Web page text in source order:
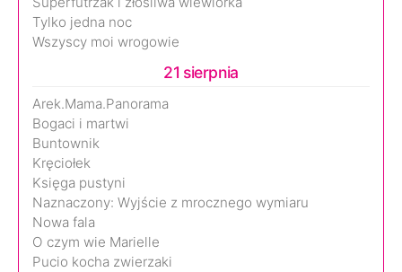
Tylko jedna noc
Wszyscy moi wrogowie
21 sierpnia
Arek.Mama.Panorama
Bogaci i martwi
Buntownik
Kręciołek
Księga pustyni
Naznaczony: Wyjście z mrocznego wymiaru
Nowa fala
O czym wie Marielle
Pucio kocha zwierzaki